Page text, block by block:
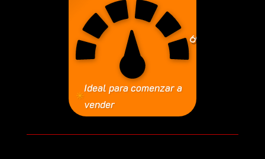
690
✳
Ideal para comenzar a
vender